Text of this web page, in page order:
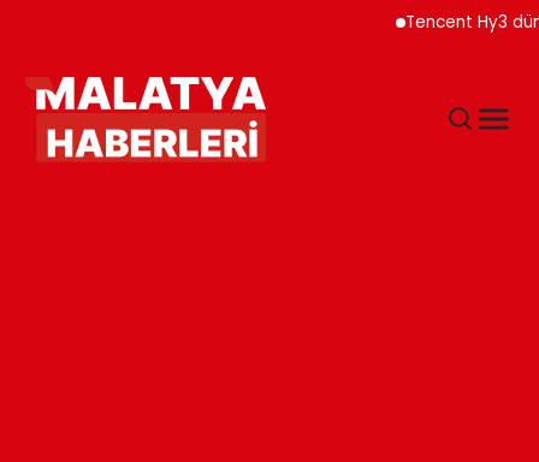
Tencent Hy3 dünya